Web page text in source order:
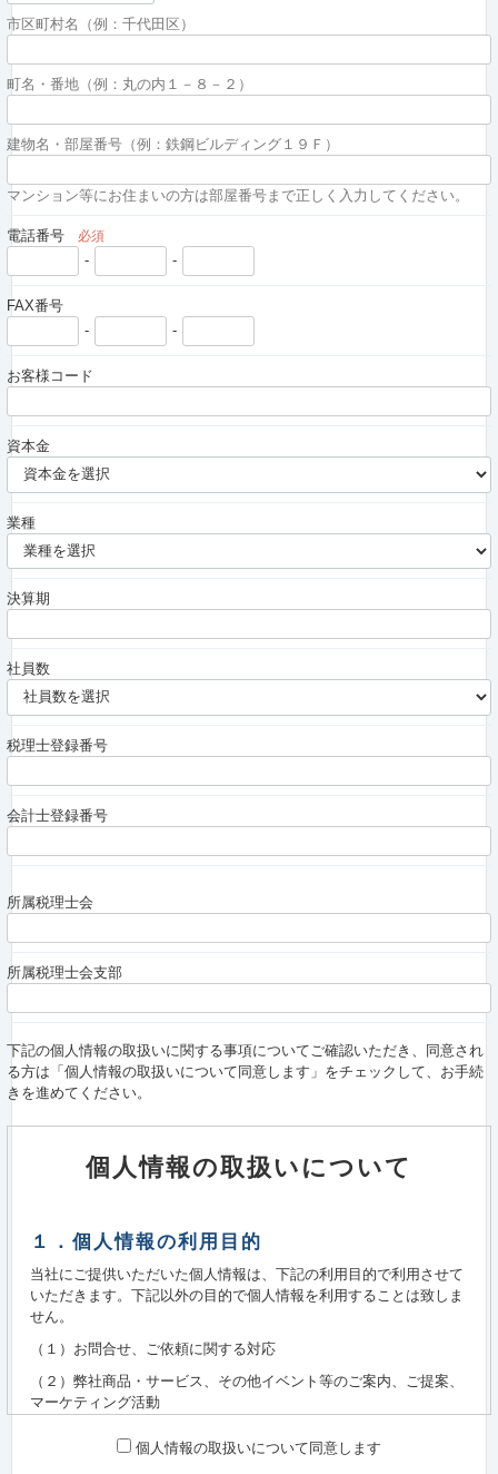
市区町村名（例：千代田区）
町名・番地（例：丸の内１－８－２）
建物名・部屋番号（例：鉄鋼ビルディング１９Ｆ）
マンション等にお住まいの方は部屋番号まで正しく入力してください。
電話番号 必須
- -
FAX番号
-
-
お客様コード
資本金
業種
決算期
社員数
税理士登録番号
会計士登録番号
所属税理士会
所属税理士会支部
下記の個人情報の取扱いに関する事項についてご確認いただき、同意され
る方は「個人情報の取扱いについて同意します」をチェックして、お手続
きを進めてください。
個人情報の取扱いについて
１．個人情報の利用目的
当社にご提供いただいた個人情報は、下記の利用目的で利用させて
いただきます。下記以外の目的で個人情報を利用することは致しま
せん。
（１）お問合せ、ご依頼に関する対応
（２）弊社商品・サービス、その他イベント等のご案内、ご提案、
マーケティング活動
（３）製品、サービスの品質改善・応対サービスの向上のための情
個人情報の取扱いについて同意します